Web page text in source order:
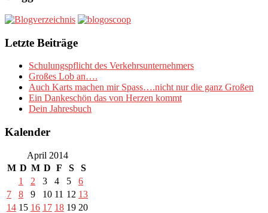
Letzte Beiträge
Schulungspflicht des Verkehrsunternehmers
Großes Lob an….
Auch Karts machen mir Spass….nicht nur die ganz Großen
Ein Dankeschön das von Herzen kommt
Dein Jahresbuch
Kalender
April 2014
M D M D F S
S
1
2 3 4 5
6
7
8 9 10 11 12 13
14 15 16 17 18 19 20